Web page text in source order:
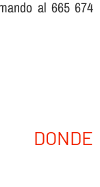
al 665 674